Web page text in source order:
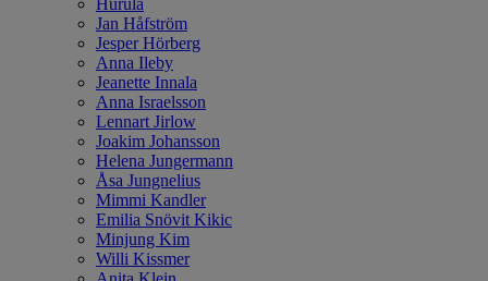
Jan Håfström
Jesper Hörberg
Anna Ileby
Jeanette Innala
Anna Israelsson
Lennart Jirlow
Joakim Johansson
Helena Jungermann
Åsa Jungnelius
Mimmi Kandler
Emilia Snövit Kikic
Minjung Kim
Willi Kissmer